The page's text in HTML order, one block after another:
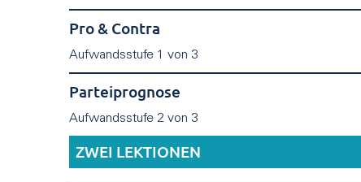
Pro & Contra
Aufwandsstufe 1 von 3
Parteiprognose
Aufwandsstufe 2 von 3
ZWEI LEKTIONEN